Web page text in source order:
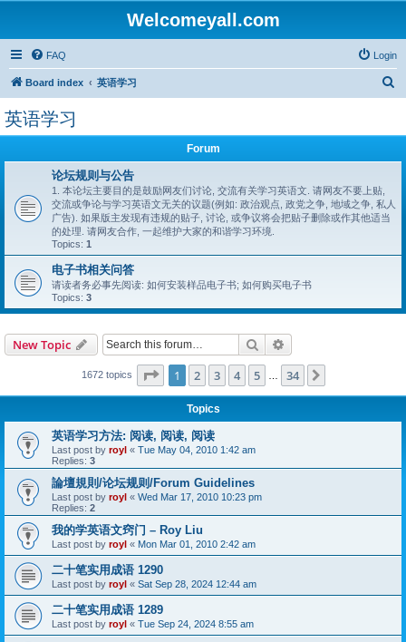
Welcomeyall.com
FAQ Login
Board index 英语学习
英语学习
Forum
论坛规则与公告
1. 本论坛主要目的是鼓励网友们讨论, 交流有关学习英语文. 请网友不要上贴,
交流或争论与学习英语文无关的议题(例如: 政治观点, 政党之争, 地域之争, 私人
广告). 如果版主发现有违规的贴子, 讨论, 或争议将会把贴子删除或作其他适当
的处理. 请网友合作, 一起维护大家的和谐学习环境.
Topics: 1
电子书相关问答
请读者务必事先阅读: 如何安装样品电子书; 如何购买电子书
Topics: 3
New Topic Search
1672 topics Page 1of 34
1 2 3 4 5 34
Topics
英语学习方法: 阅读, 阅读, 阅读
Last post by royl « Tue May 04, 2010 1:42 am
Replies: 3
論壇規則/论坛规则/Forum Guidelines
Last post by royl « Wed Mar 17, 2010 10:23 pm
Replies: 2
我的学英语文窍门 – Roy Liu
Last post by royl « Mon Mar 01, 2010 2:42 am
二十笔实用成语 1290
Last post by royl « Sat Sep 28, 2024 12:44 am
二十笔实用成语 1289
Last post by royl « Tue Sep 24, 2024 8:55 am